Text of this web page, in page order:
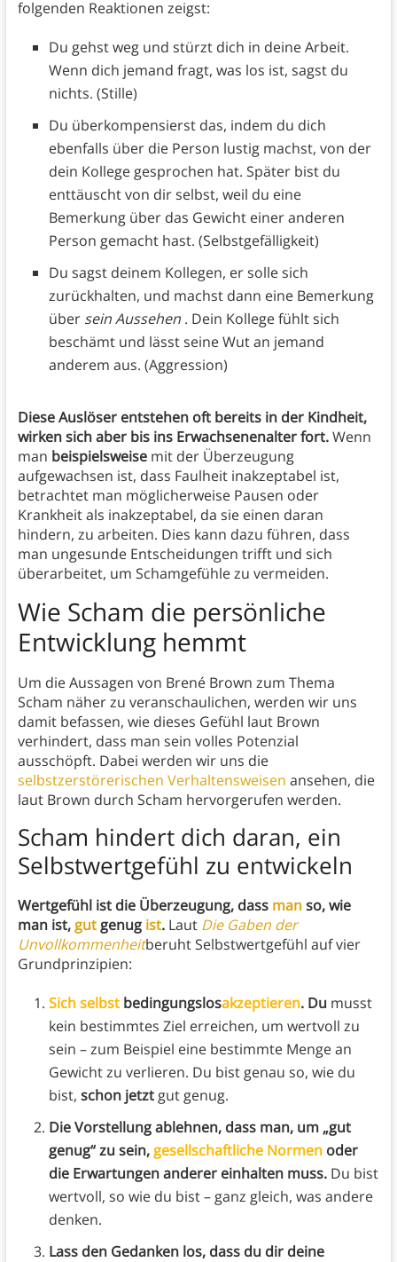
folgenden Reaktionen zeigst:
Du gehst weg und stürzt dich in deine Arbeit.
Wenn dich jemand fragt, was los ist, sagst du
nichts. (Stille)
Du überkompensierst das, indem du dich
ebenfalls über die Person lustig machst, von der
dein Kollege gesprochen hat. Später bist du
enttäuscht von dir selbst, weil du eine
Bemerkung über das Gewicht einer anderen
Person gemacht hast. (Selbstgefälligkeit)
Du sagst deinem Kollegen, er solle sich
zurückhalten, und machst dann eine Bemerkung
über sein Aussehen . Dein Kollege fühlt sich
beschämt und lässt seine Wut an jemand
anderem aus. (Aggression)
Diese Auslöser entstehen oft bereits in der Kindheit,
wirken sich aber bis ins Erwachsenenalter fort.Wenn
man beispielsweise mit der Überzeugung
aufgewachsen ist, dass Faulheit inakzeptabel ist,
betrachtet man möglicherweise Pausen oder
Krankheit als inakzeptabel, da sie einen daran
hindern, zu arbeiten. Dies kann dazu führen, dass
man ungesunde Entscheidungen trifft und sich
überarbeitet, um Schamgefühle zu vermeiden.
Wie Scham die persönliche
Entwicklung hemmt
Um die Aussagen von Brené Brown zum Thema
Scham näher zu veranschaulichen, werden wir uns
damit befassen, wie dieses Gefühl laut Brown
verhindert, dass man sein volles Potenzial
ausschöpft. Dabei werden wir uns die
selbstzerstörerischen Verhaltensweisen ansehen, die
laut Brown durch Scham hervorgerufen werden.
Scham hindert dich daran, ein
Selbstwertgefühl zu entwickeln
Wertgefühl ist die Überzeugung, dass manso, wie
man ist,gutgenug ist.Laut Die Gaben der
Unvollkommenheitberuht Selbstwertgefühl auf vier
Grundprinzipien:
Sich selbstbedingungslosakzeptieren. Du musst
kein bestimmtes Ziel erreichen, um wertvoll zu
sein – zum Beispiel eine bestimmte Menge an
Gewicht zu verlieren. Du bist genau so, wie du
bist, schon jetztgut genug.
Die Vorstellung ablehnen, dass man, um „gut
genug“ zu sein,gesellschaftliche Normenoder
die Erwartungen anderer einhalten muss.Du bist
wertvoll, so wie du bist – ganz gleich, was andere
denken.
Lass den Gedanken los, dass du dir deine